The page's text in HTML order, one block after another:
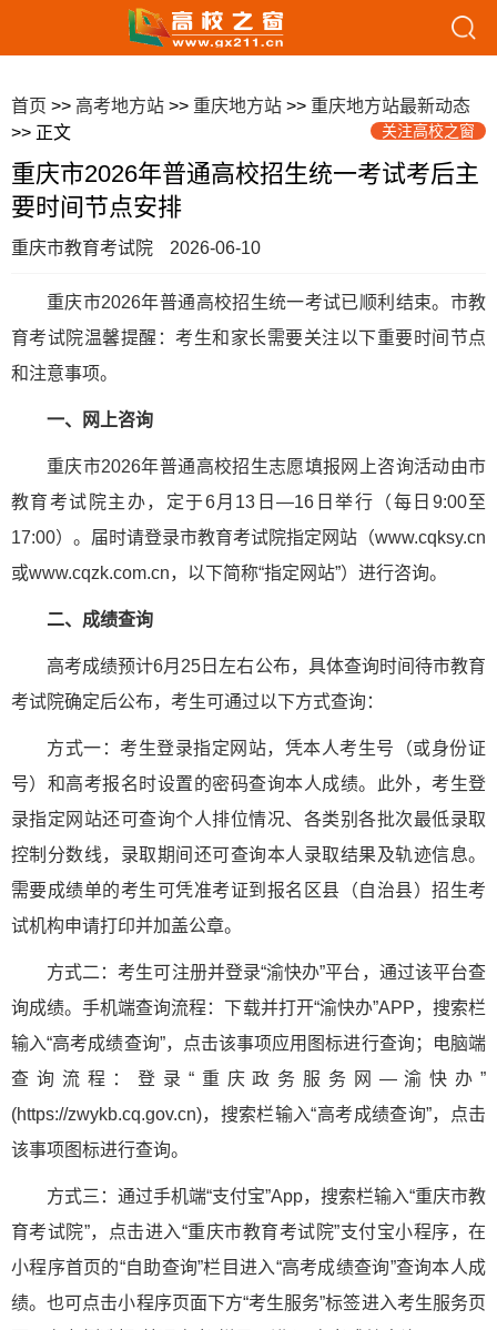
首页 >> 高考地方站 >> 重庆地方站 >> 重庆地方站最新动态
>> 正文
关注高校之窗
重庆市2026年普通高校招生统一考试考后主
要时间节点安排
重庆市教育考试院 2026-06-10
重庆市2026年普通高校招生统一考试已顺利结束。市教
育考试院温馨提醒：考生和家长需要关注以下重要时间节点
和注意事项。
一、网上咨询
重庆市2026年普通高校招生志愿填报网上咨询活动由市
教育考试院主办，定于6月13日—16日举行（每日9:00至
17:00）。届时请登录市教育考试院指定网站（www.cqksy.cn
或www.cqzk.com.cn，以下简称“指定网站”）进行咨询。
二、成绩查询
高考成绩预计6月25日左右公布，具体查询时间待市教育
考试院确定后公布，考生可通过以下方式查询：
方式一：考生登录指定网站，凭本人考生号（或身份证
号）和高考报名时设置的密码查询本人成绩。此外，考生登
录指定网站还可查询个人排位情况、各类别各批次最低录取
控制分数线，录取期间还可查询本人录取结果及轨迹信息。
需要成绩单的考生可凭准考证到报名区县（自治县）招生考
试机构申请打印并加盖公章。
方式二：考生可注册并登录“渝快办”平台，通过该平台查
询成绩。手机端查询流程：下载并打开“渝快办”APP，搜索栏
输入“高考成绩查询”，点击该事项应用图标进行查询；电脑端
查询流程：登录“重庆政务服务网—渝快办”
(https://zwykb.cq.gov.cn)，搜索栏输入“高考成绩查询”，点击
该事项图标进行查询。
方式三：通过手机端“支付宝”App，搜索栏输入“重庆市教
育考试院”，点击进入“重庆市教育考试院”支付宝小程序，在
小程序首页的“自助查询”栏目进入“高考成绩查询”查询本人成
绩。也可点击小程序页面下方“考生服务”标签进入考生服务页